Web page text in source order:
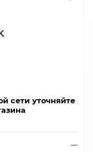
сети уточняйте